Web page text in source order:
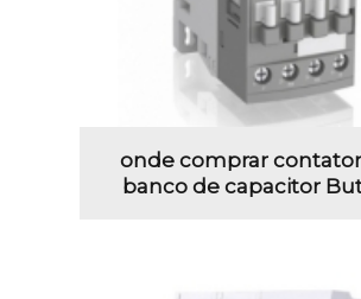
onde comprar
banco de capacitor